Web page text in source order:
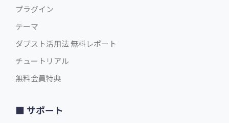
プラグイン
テーマ
ダブスト活用法 無料レポート
チュートリアル
無料会員特典
サポート